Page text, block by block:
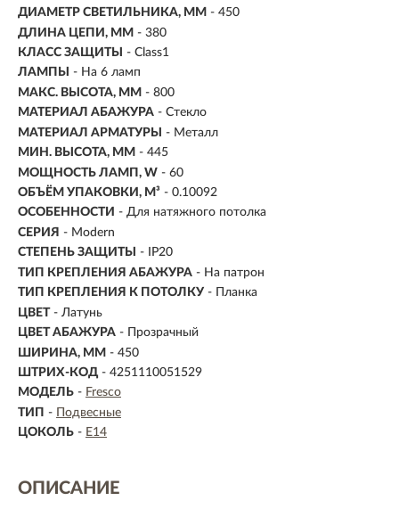
ДИАМЕТР СВЕТИЛЬНИКА, ММ - 450
ДЛИНА ЦЕПИ, ММ - 380
КЛАСС ЗАЩИТЫ
- Class1
ЛАМПЫ
- На 6 ламп
МАКС. ВЫСОТА, ММ - 800
МАТЕРИАЛ АБАЖУРА - Стекло
МАТЕРИАЛ АРМАТУРЫ
- Металл
МИН. ВЫСОТА, ММ - 445
МОЩНОСТЬ ЛАМП, W - 60
ОБЪЁМ УПАКОВКИ, М³ - 0.10092
ОСОБЕННОСТИ - Для натяжного потолка
СЕРИЯ - Modern
СТЕПЕНЬ ЗАЩИТЫ
- IP20
ТИП КРЕПЛЕНИЯ АБАЖУРА - На патрон
ТИП КРЕПЛЕНИЯ К ПОТОЛКУ - Планка
ЦВЕТ - Латунь
ЦВЕТ АБАЖУРА - Прозрачный
ШИРИНА, ММ - 450
ШТРИХ-КОД - 4251110051529
МОДЕЛЬ - Fresco
ТИП - Подвесные
ЦОКОЛЬ - E14
ОПИСАНИЕ